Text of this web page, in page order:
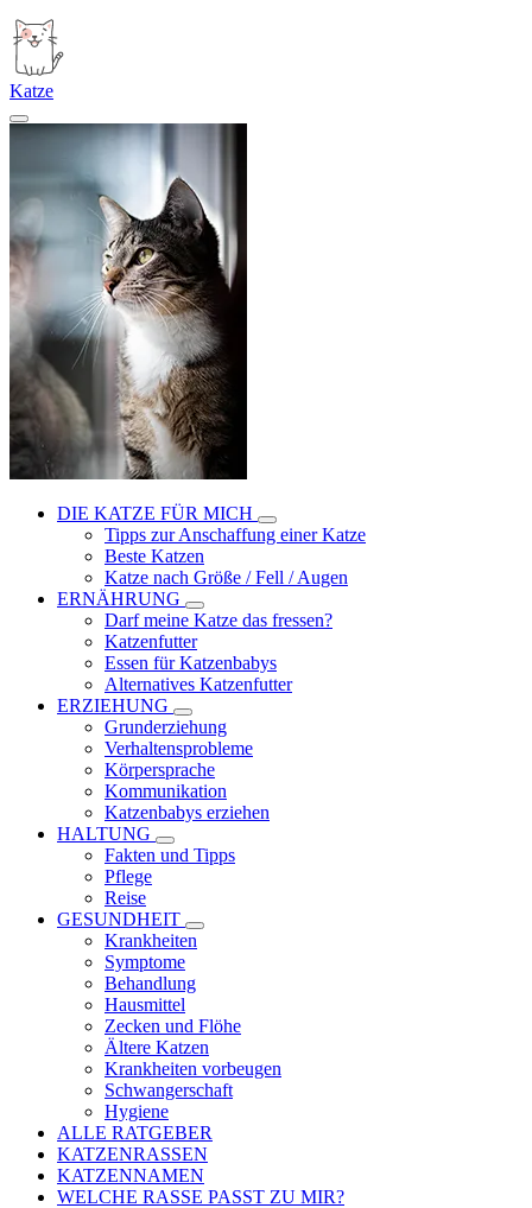
Katze
DIE KATZE FÜR MICH
Tipps zur Anschaffung einer Katze
Beste Katzen
Katze nach Größe / Fell / Augen
ERNÄHRUNG
Darf meine Katze das fressen?
Katzenfutter
Essen für Katzenbabys
Alternatives Katzenfutter
ERZIEHUNG
Grunderziehung
Verhaltensprobleme
Körpersprache
Kommunikation
Katzenbabys erziehen
HALTUNG
Fakten und Tipps
Pflege
Reise
GESUNDHEIT
Krankheiten
Symptome
Behandlung
Hausmittel
Zecken und Flöhe
Ältere Katzen
Krankheiten vorbeugen
Schwangerschaft
Hygiene
ALLE RATGEBER
KATZENRASSEN
KATZENNAMEN
WELCHE RASSE PASST ZU MIR?